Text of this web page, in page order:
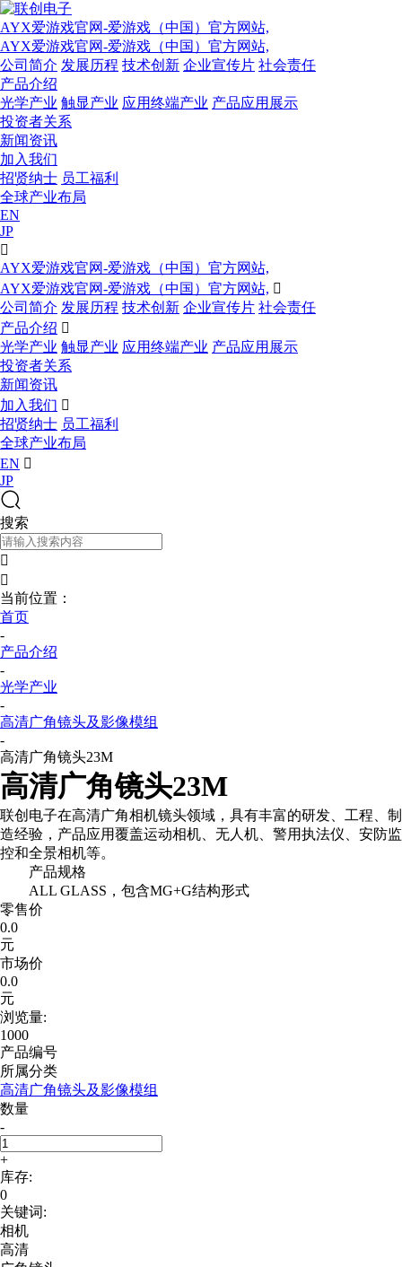
AYX爱游戏官网-爱游戏（中国）官方网站,
AYX爱游戏官网-爱游戏（中国）官方网站,
公司简介 发展历程 技术创新 企业宣传片 社会责任
产品介绍
光学产业 触显产业 应用终端产业 产品应用展示
投资者关系
新闻资讯
加入我们
招贤纳士 员工福利
全球产业布局
EN
JP

AYX爱游戏官网-爱游戏（中国）官方网站,
AYX爱游戏官网-爱游戏（中国）官方网站, 
公司简介 发展历程 技术创新 企业宣传片 社会责任
产品介绍 
光学产业 触显产业 应用终端产业 产品应用展示
投资者关系
新闻资讯
加入我们 
招贤纳士 员工福利
全球产业布局
EN 
JP
搜索


当前位置：
首页
-
产品介绍
-
光学产业
-
高清广角镜头及影像模组
-
高清广角镜头23M
高清广角镜头23M
联创电子在高清广角相机镜头领域，具有丰富的研发、工程、制
造经验，产品应用覆盖运动相机、无人机、警用执法仪、安防监
控和全景相机等。
产品规格
ALL GLASS，包含MG+G结构形式
零售价
0.0
元
市场价
0.0
元
浏览量:
1000
产品编号
所属分类
高清广角镜头及影像模组
数量
-
+
库存:
0
关键词:
相机
高清